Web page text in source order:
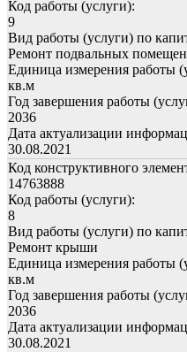
Код работы (услуги):
9
Вид работы (услуги) по
Ремонт подвальных
Единица измерения работы
кв.м
Год завершения работы
2036
Дата актуализации
30.08.2021
Код конструктивного
14763888
Код работы (услуги):
8
Вид работы (услуги) по
Ремонт крыши
Единица измерения работы
кв.м
Год завершения работы
2036
Дата актуализации
30.08.2021